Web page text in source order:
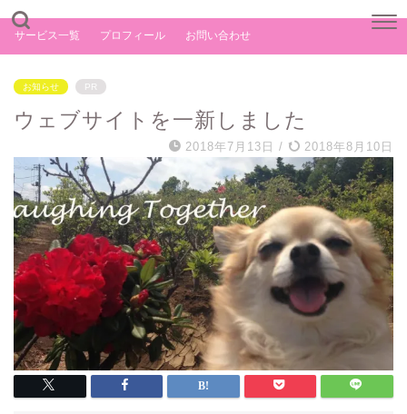
サービス一覧 プロフィール お問い合わせ
お知らせ PR
ウェブサイトを一新しました
2018年7月13日 / 2018年8月10日